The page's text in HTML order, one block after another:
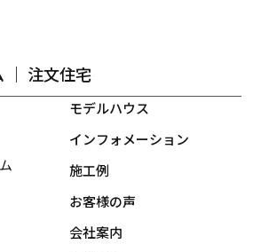
｜ 注文住宅
モデルハウス
インフォメーション
施工例
お客様の声
会社案内